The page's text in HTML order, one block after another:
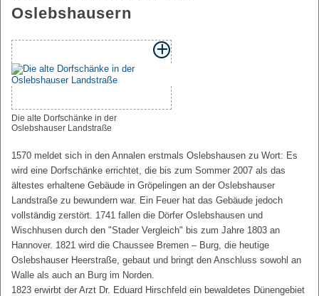
Oslebshausern
Die alte Dorfschänke in der
Oslebshauser Landstraße
1570 meldet sich in den Annalen erstmals Oslebshausen zu Wort: Es
wird eine Dorfschänke errichtet, die bis zum Sommer 2007 als das
ältestes erhaltene Gebäude in Gröpelingen an der Oslebshauser
Landstraße zu bewundern war. Ein Feuer hat das Gebäude jedoch
vollständig zerstört. 1741 fallen die Dörfer Oslebshausen und
Wischhusen durch den "Stader Vergleich" bis zum Jahre 1803 an
Hannover. 1821 wird die Chaussee Bremen – Burg, die heutige
Oslebshauser Heerstraße, gebaut und bringt den Anschluss sowohl an
Walle als auch an Burg im Norden.
1823 erwirbt der Arzt Dr. Eduard Hirschfeld ein bewaldetes Dünengebiet